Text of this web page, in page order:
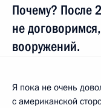
Почему? После
не
вооружений.
Я пока не очень
с американской